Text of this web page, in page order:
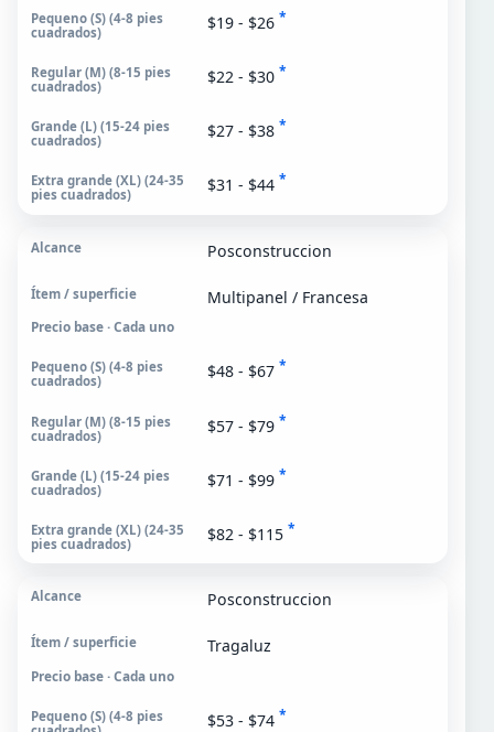
$19 - $26 *
$22 - $30 *
$27 - $38 *
$31 - $44 *
Posconstruccion
Multipanel / Francesa
Precio base · Cada uno
$48 - $67 *
$57 - $79 *
$71 - $99 *
$82 - $115 *
Posconstruccion
Tragaluz
Precio base · Cada uno
$53 - $74 *